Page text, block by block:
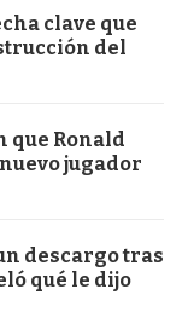
clave que
del
que Ronald
jugador
descargo tras
qué le dijo